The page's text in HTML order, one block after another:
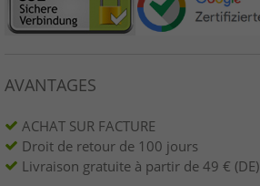
AVANTAGES
ACHAT SUR FACTURE
Droit de retour de 100 jours
Livraison gratuite à partir de 49 € (DE)